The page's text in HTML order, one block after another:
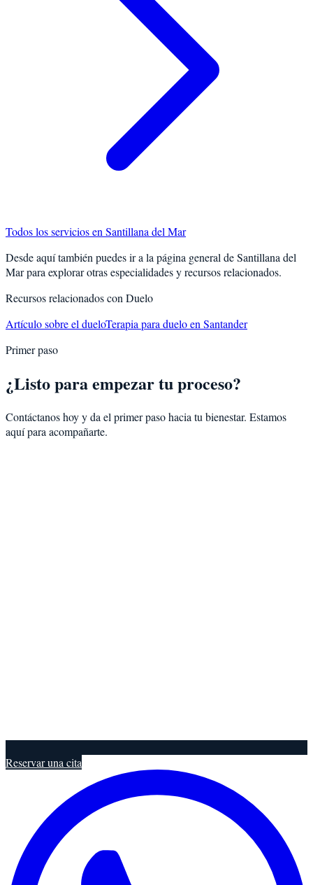
Todos los servicios en Santillana del Mar
Desde aquí también puedes ir a la página general deSantillana del
Marpara explorar otras especialidades y recursos relacionados.
Recursos relacionados con Duelo
Artículo sobre el dueloTerapia para duelo en Santander
Primer paso
¿Listo para empezar tu proceso?
Contáctanos hoy y da el primer paso hacia tu bienestar. Estamos
aquí para acompañarte.
Reservar una cita